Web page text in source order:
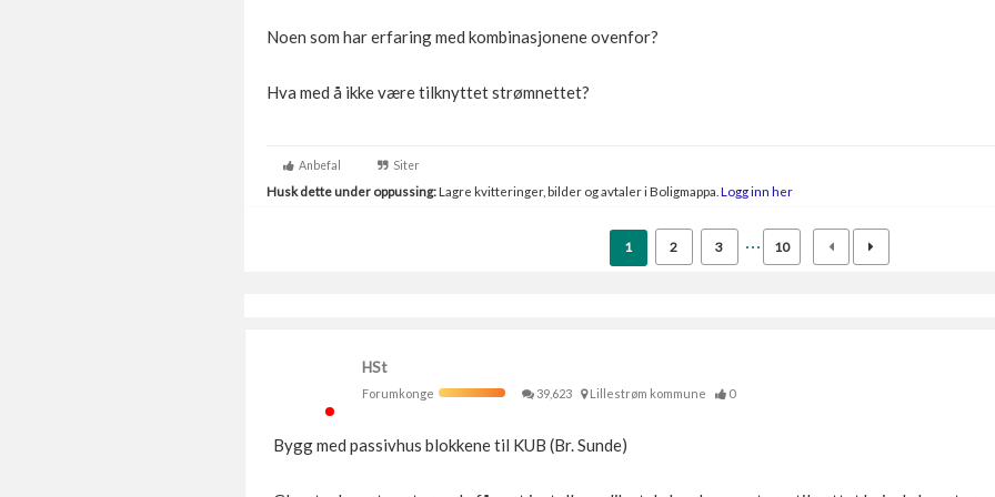
Noen som har erfaring med kombinasjonene ovenfor?
Hva med å ikke være tilknyttet strømnettet?
Anbefal Siter
Husk dette under oppussing:Lagre kvitteringer, bilder og avtaler i Boligmappa. Logg inn her
1 2 3 10
HSt
Forumkonge
39,623 Lillestrøm kommune 0
Bygg med passivhus blokkene til KUB (Br. Sunde)